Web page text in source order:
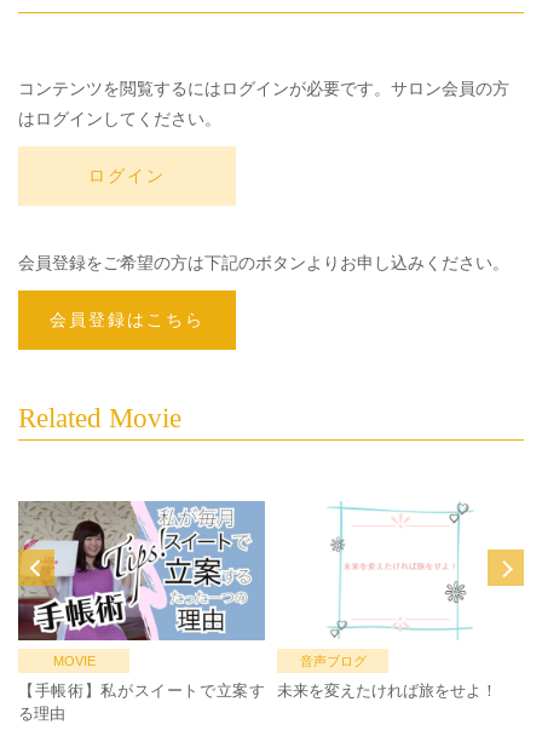
コンテンツを閲覧するにはログインが必要です。サロン会員の方
はログインしてください。
ログイン
会員登録をご希望の方は下記のボタンよりお申し込みください。
会員登録はこちら
Related Movie
MOVIE
【手帳術】私がスイートで立案す
る理由
音声ブログ
未来を変えたければ旅をせよ！